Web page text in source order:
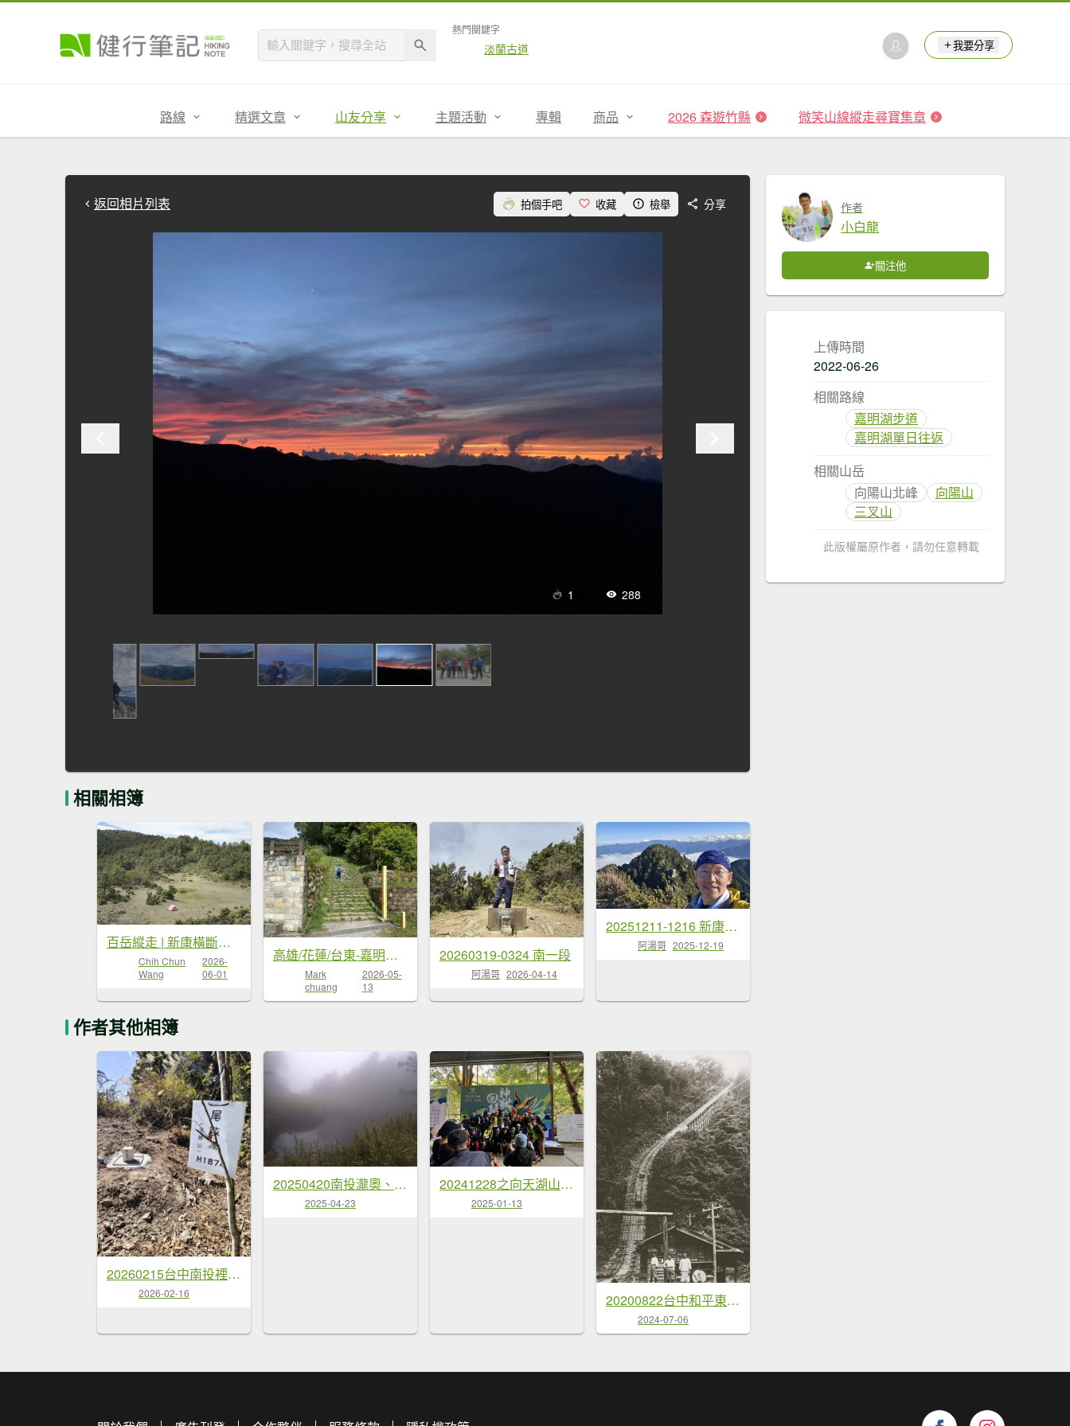
熱門關鍵字
淡蘭古道 我要分享
路線 精選文章 山友分享 主題活動 專輯 商品 2026 森遊竹縣 微笑山線縱走尋寶集章
返回相片列表 拍個手吧 收藏 檢舉 分享
1 288
相關相簿
百岳縱走 | 新康橫斷出瓦拉米
Chih Chun
Wang
2026-
06-01
高雄/花蓮/台東-嘉明湖-向陽山-三叉山
Mark
chuang
2026-05-
13
20260319-0324 南一段
阿湯哥 2026-04-14
20251211-1216 新康橫斷+嘉明湖
阿湯哥 2025-12-19
作者其他相簿
20260215台中南投裡冷尾敏山，又稱王辨山
2026-02-16
20250420南投瀧奧、奇萊尖山、合歡八連峰
2025-04-23
20241228之向天湖山 加里山 哈堪尼山 虎山西南峰 南大龜山 三角湖山
2025-01-13
20200822台中和平東八仙山、至八仙山
2024-07-06
作者
小白龍
關注他
上傳時間
2022-06-26
相關路線
嘉明湖步道
嘉明湖單日往返
相關山岳
向陽山北峰
向陽山
三叉山
此版權屬原作者，請勿任意轉載